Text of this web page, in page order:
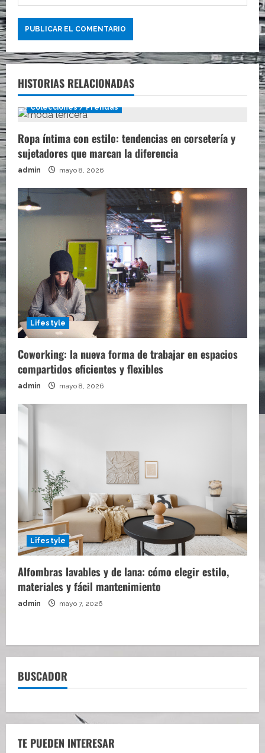
HISTORIAS RELACIONADAS
Colecciones / Prendas
Ropa íntima con estilo: tendencias en corsetería y
sujetadores que marcan la diferencia
admin mayo 8, 2026
Lifestyle
Coworking: la nueva forma de trabajar en espacios
compartidos eficientes y flexibles
admin mayo 8, 2026
Lifestyle
Alfombras lavables y de lana: cómo elegir estilo,
materiales y fácil mantenimiento
admin mayo 7, 2026
BUSCADOR
TE PUEDEN INTERESAR